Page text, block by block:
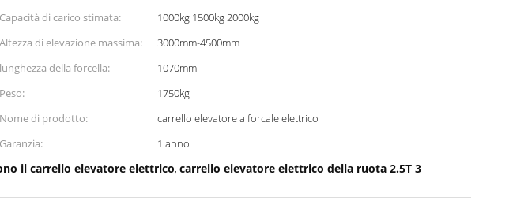
Capacità di carico stimata:
1000kg 1500kg 2000kg
Altezza di elevazione massima:
3000mm-4500mm
lunghezza della forcella:
1070mm
Peso:
1750kg
Nome di prodotto:
carrello elevatore a forcale elettrico
Garanzia:
1 anno
il carrello elevatore elettrico, carrello elevatore elettrico della ruota 2.5T 3